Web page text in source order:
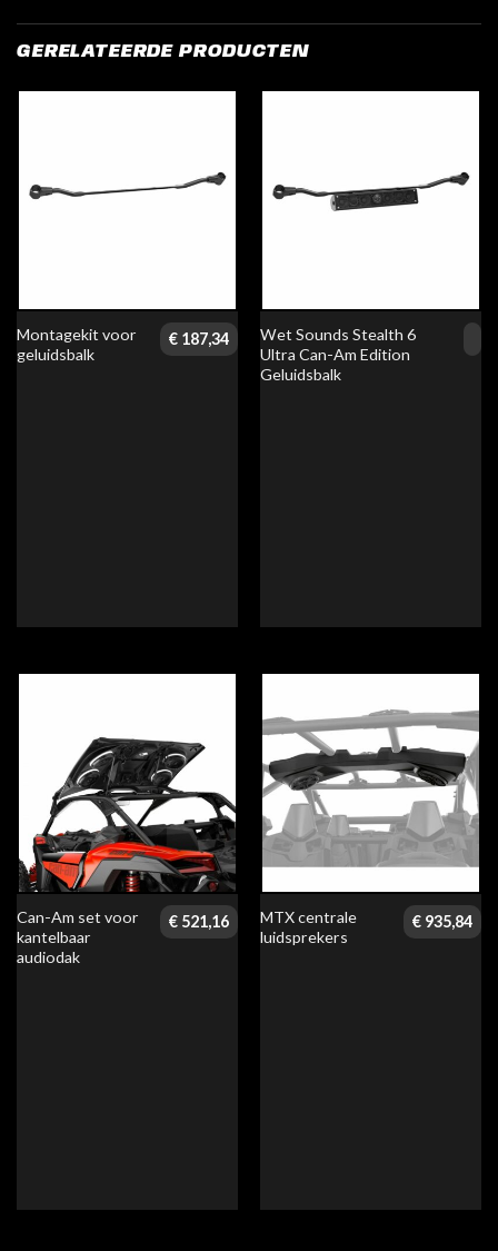
GERELATEERDE PRODUCTEN
Montagekit voor
geluidsbalk
€ 187,34
Wet Sounds Stealth 6
Ultra Can-Am Edition
Geluidsbalk
Can-Am set voor
kantelbaar
audiodak
€ 521,16
MTX centrale
luidsprekers
€ 935,84